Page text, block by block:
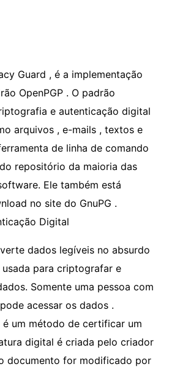
Guard , é a implementação
OpenPGP . O padrão
e autenticação digital
arquivos , e-mails , textos e
de linha de comando
repositório da maioria das
Ele também está
no site do GnuPG .
Digital
dados legíveis no absurdo
para criptografar e
Somente uma pessoa com
acessar os dados .
um método de certificar um
digital é criada pelo criador
documento for modificado por